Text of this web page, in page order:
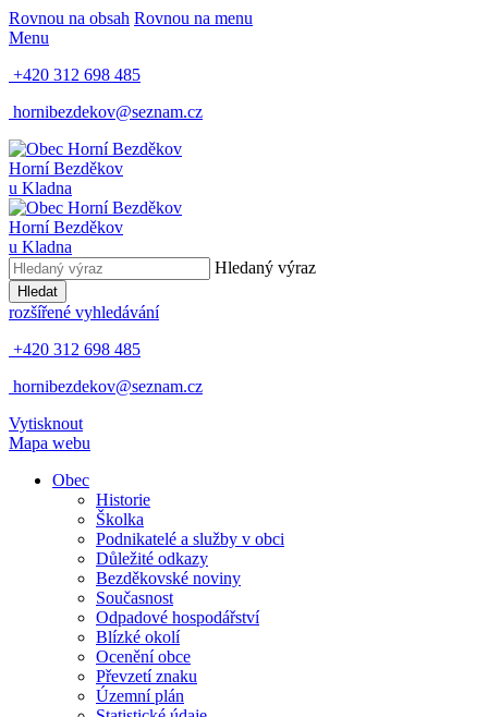
Rovnou na obsah Rovnou na menu
Menu
+420 312 698 485
hornibezdekov@seznam.cz
Horní Bezděkov
u Kladna
Horní Bezděkov
u Kladna
Hledaný výraz
Hledat
rozšířené vyhledávání
+420 312 698 485
hornibezdekov@seznam.cz
Vytisknout
Mapa webu
Obec
Historie
Školka
Podnikatelé a služby v obci
Důležité odkazy
Bezděkovské noviny
Současnost
Odpadové hospodářství
Blízké okolí
Ocenění obce
Převzetí znaku
Územní plán